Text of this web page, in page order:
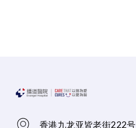
香港九龙亚皆老街222号